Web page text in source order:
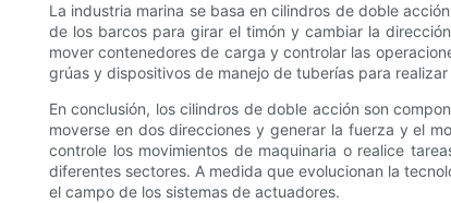
La industria marina se basa en cilindros de doble
de los barcos para girar el timón y cambiar la
mover contenedores de carga y controlar las
grúas y dispositivos de manejo de tuberías para
En conclusión, los cilindros de doble acción son
moverse en dos direcciones y generar la fuerza y ​​el
controle los movimientos de maquinaria o realice
diferentes sectores. A medida que evolucionan la
el campo de los sistemas de actuadores.